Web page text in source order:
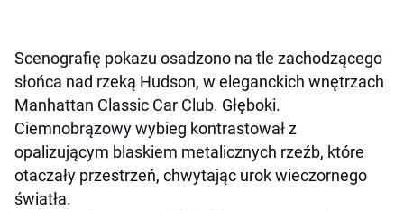
Scenografię pokazu osadzono na tle zachodzącego
słońca nad rzeką Hudson, w eleganckich wnętrzach
Manhattan Classic Car Club. Głęboki.
Ciemnobrązowy wybieg kontrastował z
opalizującym blaskiem metalicznych rzeźb, które
otaczały przestrzeń, chwytając urok wieczornego
światła.